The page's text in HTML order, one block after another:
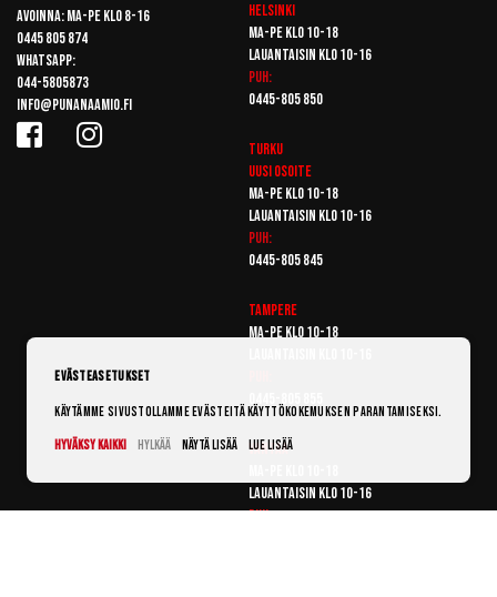
Avoinna: Ma-pe klo 8-16
0445 805 874
Whatsapp:
044-5805873
info@punanaamio.fi
Helsinki
Ma-pe klo 10-18
Lauantaisin klo 10-16
Puh:
0445-805 850
Turku
Uusi osoite
Ma-pe klo 10-18
Lauantaisin klo 10-16
Puh:
0445-805 845
Tampere
Ma-pe klo 10-18
Vantaa
Lauantaisin klo 10-16
Puh:
Evästeasetukset
Käytämme sivustollamme evästeitä käyttökokemuksen parantamiseksi.
Hyväksy kaikki
Hylkää Näytä lisää Lue lisää